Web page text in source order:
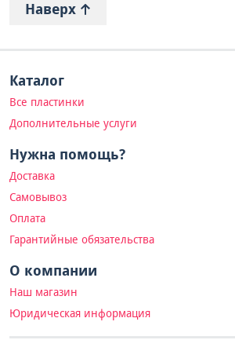
Наверх
Каталог
Все пластинки
Дополнительные услуги
Нужна помощь?
Доставка
Самовывоз
Оплата
Гарантийные обязательства
О компании
Наш магазин
Юридическая информация